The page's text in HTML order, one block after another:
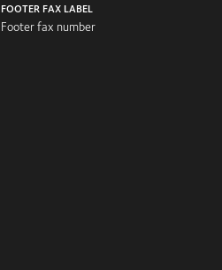
FOOTER FAX LABEL
Footer fax number